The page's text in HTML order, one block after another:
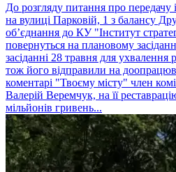
До розгляду питання про передачу
на вулиці Парковій, 1 з балансу
об’єднання до КУ "Інститут
повернуться на плановому
засіданні 28 травня для ухвалення
тож його відправили на
коментарі "Твоєму місту" член
Валерій Веремчук, на її
мільйонів гривень...